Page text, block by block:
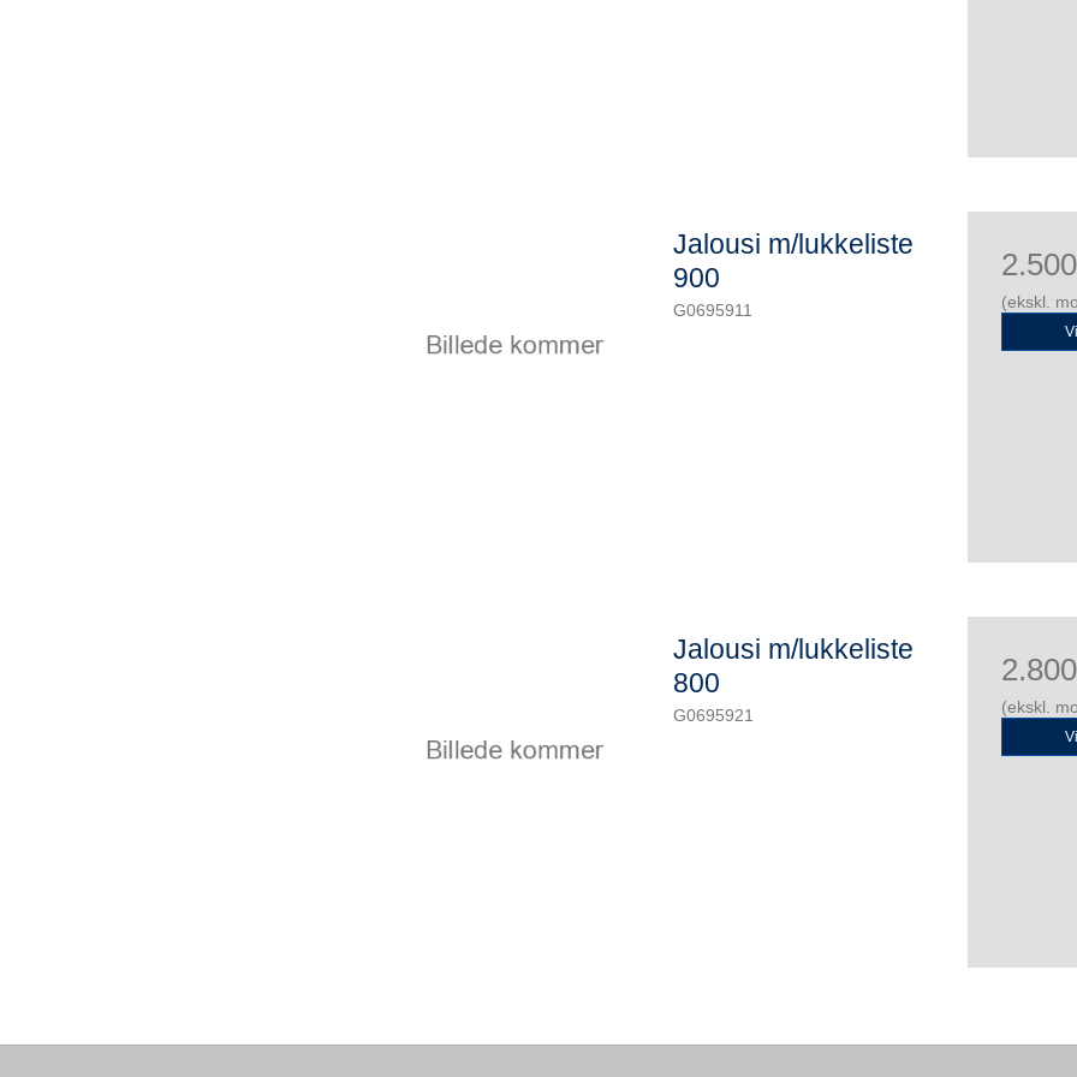
Jalousi m/lukkeliste
900
G0695911 (ekskl.
Jalousi m/lukkeliste
800
G0695921 (ekskl.